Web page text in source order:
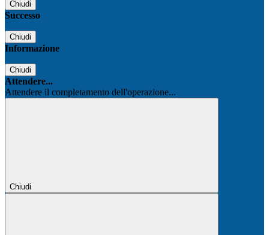
Chiudi
Successo
Chiudi
Informazione
Chiudi
Attendere...
Attendere il completamento dell'operazione...
Chiudi